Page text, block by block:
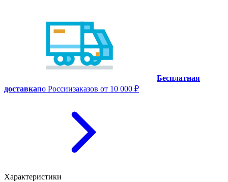
Бесплатная
доставкапо Россиизаказов от 10 000 ₽
Характеристики